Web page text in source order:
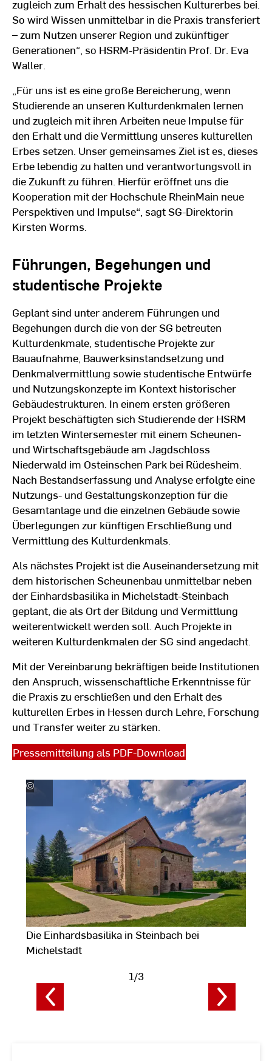
zugleich zum Erhalt des hessischen Kulturerbes bei.
So wird Wissen unmittelbar in die Praxis transferiert
– zum Nutzen unserer Region und zukünftiger
Generationen“, so HSRM-Präsidentin Prof. Dr. Eva
Waller.
„Für uns ist es eine große Bereicherung, wenn
Studierende an unseren Kulturdenkmalen lernen
und zugleich mit ihren Arbeiten neue Impulse für
den Erhalt und die Vermittlung unseres kulturellen
Erbes setzen. Unser gemeinsames Ziel ist es, dieses
Erbe lebendig zu halten und verantwortungsvoll in
die Zukunft zu führen. Hierfür eröffnet uns die
Kooperation mit der Hochschule RheinMain neue
Perspektiven und Impulse“, sagt SG-Direktorin
Kirsten Worms.
Führungen, Begehungen und
studentische Projekte
Geplant sind unter anderem Führungen und
Begehungen durch die von der SG betreuten
Kulturdenkmale, studentische Projekte zur
Bauaufnahme, Bauwerksinstandsetzung und
Denkmalvermittlung sowie studentische Entwürfe
und Nutzungskonzepte im Kontext historischer
Gebäudestrukturen. In einem ersten größeren
Projekt beschäftigten sich Studierende der HSRM
im letzten Wintersemester mit einem Scheunen-
und Wirtschaftsgebäude am Jagdschloss
Niederwald im Osteinschen Park bei Rüdesheim.
Nach Bestandserfassung und Analyse erfolgte eine
Nutzungs- und Gestaltungskonzeption für die
Gesamtanlage und die einzelnen Gebäude sowie
Überlegungen zur künftigen Erschließung und
Vermittlung des Kulturdenkmals.
Als nächstes Projekt ist die Auseinandersetzung mit
dem historischen Scheunenbau unmittelbar neben
der Einhardsbasilika in Michelstadt-Steinbach
geplant, die als Ort der Bildung und Vermittlung
weiterentwickelt werden soll. Auch Projekte in
weiteren Kulturdenkmalen der SG sind angedacht.
Mit der Vereinbarung bekräftigen beide Institutionen
den Anspruch, wissenschaftliche Erkenntnisse für
die Praxis zu erschließen und den Erhalt des
kulturellen Erbes in Hessen durch Lehre, Forschung
und Transfer weiter zu stärken.
Pressemitteilung als PDF-Download
©
Michael
Die Einhardsbasilika in Steinbach bei
Michelstadt
Fotodaten
anzeigen
1/3